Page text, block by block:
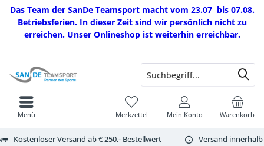
Das Team der SanDe Teamsport macht vom 23.07 bis 07.08.
Betriebsferien. In dieser Zeit sind wir persönlich nicht zu
erreichen. Unser Onlineshop ist weiterhin erreichbar.
Kostenloser Versand ab € 250,- Bestellwert Versand
Warenkorb
Merkzettel Mein Konto
Menü